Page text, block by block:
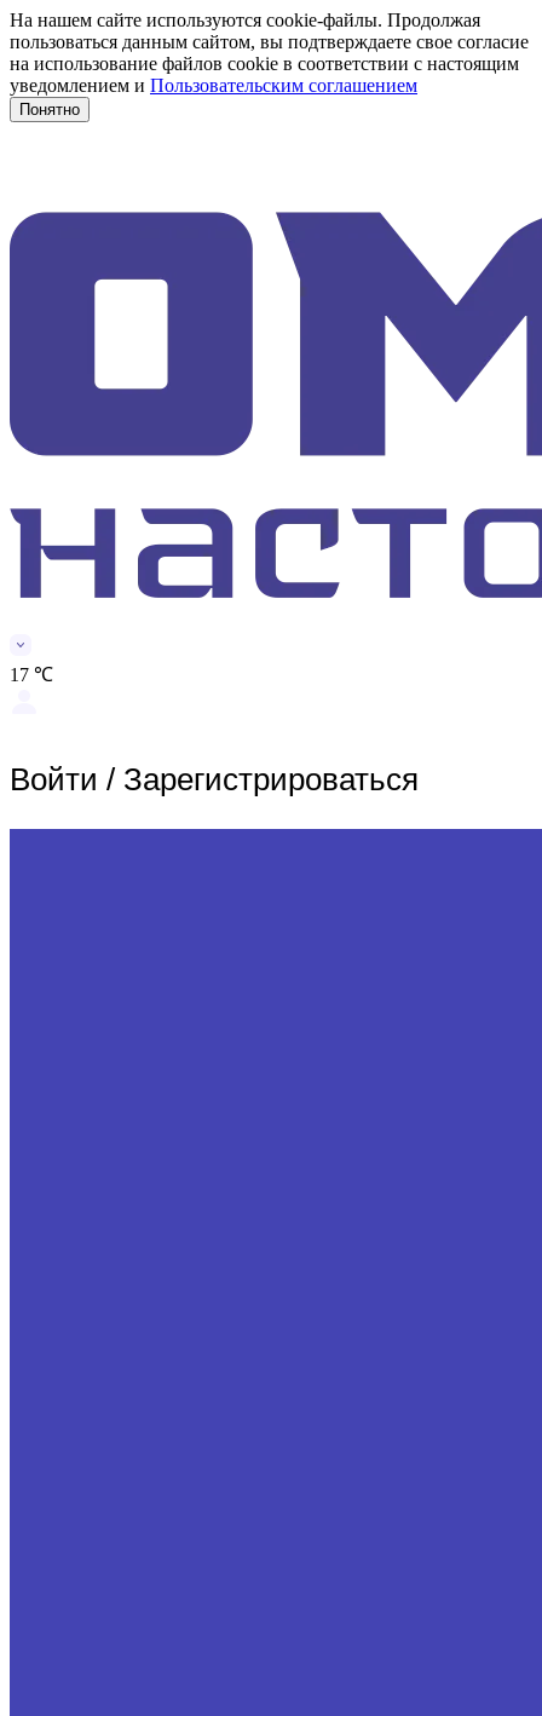
На нашем сайте используются cookie-файлы. Продолжая
пользоваться данным сайтом, вы подтверждаете свое согласие
на использование файлов cookie в соответствии с настоящим
уведомлением и Пользовательским соглашением
Понятно
17 ℃
Войти / Зарегистрироваться